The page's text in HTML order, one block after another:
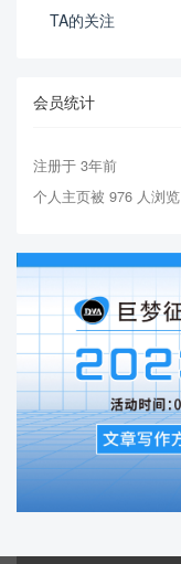
TA的关注
会员统计
注册于 3年前
个人主页被 976 人浏览